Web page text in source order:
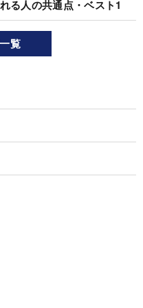
る人の共通点・ベスト1
覧